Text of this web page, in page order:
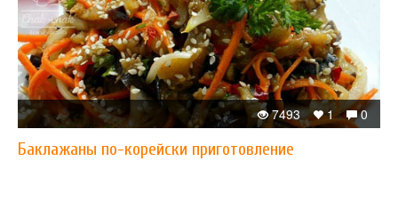
0
1
7493
Баклажаны по-корейски приготовление